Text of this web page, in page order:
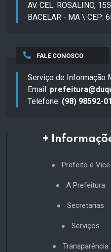
AV. CEL. ROSALINO,
BACELAR - MA \ CEP:
FALE CONOSCO
Serviço de Informação
Email:
Telefone: (98) 98592-
+
Prefeito e Vice
A Prefeitura
Secretarias
Serviços
Transparência